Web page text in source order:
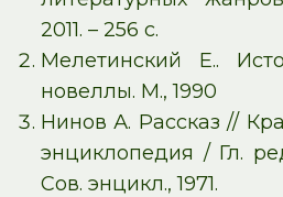
2011. – 256 с.
Мелетинский Е..
новеллы. М., 1990
Нинов А. Рассказ //
энциклопедия / Гл.
Сов. энцикл., 1971.